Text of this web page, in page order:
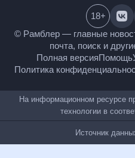
© Рамблер — главные
гороскопы, почта, поиск
Полная версия
Помощь
Политика
Все
18+
На информационном
рекомендательные